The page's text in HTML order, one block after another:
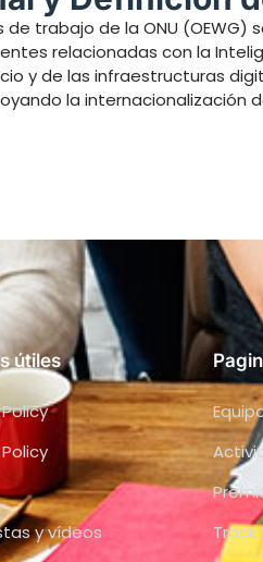
trabajo de la ONU (OEWG)
relacionadas con la
y de las infraestructuras
la
útiles
y vídeos
Track